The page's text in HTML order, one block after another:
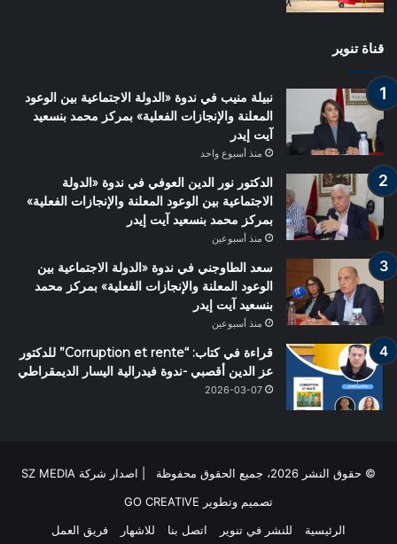
قناة تنوير
نبيلة منيب في ندوة «الدولة الاجتماعية بين الوعود
المعلنة والإنجازات الفعلية» بمركز محمد بنسعيد
آيت إيدر
منذ أسبوع واحد
الدكتور نور الدين العوفي في ندوة «الدولة
الاجتماعية بين الوعود المعلنة والإنجازات الفعلية»
بمركز محمد بنسعيد آيت إيدر
منذ أسبوعين
سعد الطاوجني في ندوة «الدولة الاجتماعية بين
الوعود المعلنة والإنجازات الفعلية» بمركز محمد
بنسعيد آيت إيدر
منذ أسبوعين
قراءة في كتاب: “Corruption et rente” للدكتور
عز الدين أقصبي -ندوة فيدرالية اليسار الديمقراطي
2026-03-07
© حقوق النشر 2026، جميع الحقوق محفوظة | اصدار شركة SZ MEDIA
تصميم وتطوير GO CREATIVE
الرئيسية
للنشر في تنوير اتصل بنا للاشهار فريق العمل